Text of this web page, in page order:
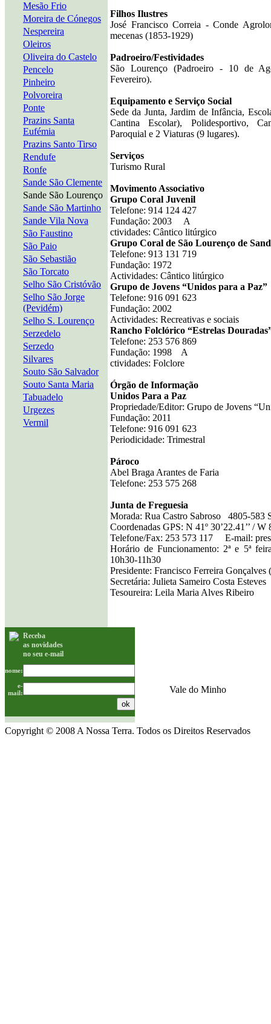
Mesão Frio
Moreira de Cónegos
Nespereira
Oleiros
Oliveira do Castelo
Pencelo
Pinheiro
Polvoreira
Ponte
Prazins Santa
Eufémia
Prazins Santo Tirso
Rendufe
Ronfe
Sande São Clemente
Sande São Lourenço
Sande São Martinho
Sande Vila Nova
São Faustino
São Paio
São Sebastião
São Torcato
Selho São Cristóvão
Selho São Jorge
(Pevidém)
Selho S. Lourenço
Serzedelo
Serzedo
Silvares
Souto São Salvador
Souto Santa Maria
Tabuadelo
Urgezes
Vermil
Filhos Ilustres
José Francisco Correia - Conde
mecenas (1853-1929)
Padroeiro/Festividades
São Lourenço (Padroeiro - 10 de
Fevereiro).
Equipamento e Serviço Social
Sede da Junta, Jardim de Infância,
Cantina Escolar), Polidesportivo,
Paroquial e 2 Viaturas (9 lugares).
Serviços
Turismo Rural
Movimento Associativo
Grupo Coral Juvenil
Telefone: 914 124 427
Fundação: 2003 A
ctividades: Cântico litúrgico
Grupo Coral de São Lourenço de
Telefone: 913 131 719
Fundação: 1972
Actividades: Cântico litúrgico
Grupo de Jovens “Unidos para a Paz”
Telefone: 916 091 623
Fundação: 2002
Actividades: Recreativas e sociais
Rancho Folclórico “Estrelas
Telefone: 253 576 869
Fundação: 1998 A
ctividades: Folclore
Órgão de Informação
Unidos Para a Paz
Propriedade/Editor: Grupo de Jovens
Fundação: 2011
Telefone: 916 091
Periodicidade: Trimestral
Pároco
Abel Braga Arantes de Faria
Telefone: 253 575 268
Junta de Freguesia
Morada: Rua Castro Sabroso 4805-583
Coordenadas GPS: N 41º 30’22.41’’ / W
Telefone/Fax: 253 573 117 E-mail:
Horário de Funcionamento: 2ª e 5ª
10h30-11h30
Presidente: Francisco Ferreira Gonçalves
Secretária: Julieta Sameiro Costa Esteves
Tesoureira: Leila Maria Alves Ribeiro
Receba
as novidades
no seu e-mail
nome:
e-
mail:
Vale do Minho
Copyright © 2008 A Nossa Terra. Todos os Direitos Reservados